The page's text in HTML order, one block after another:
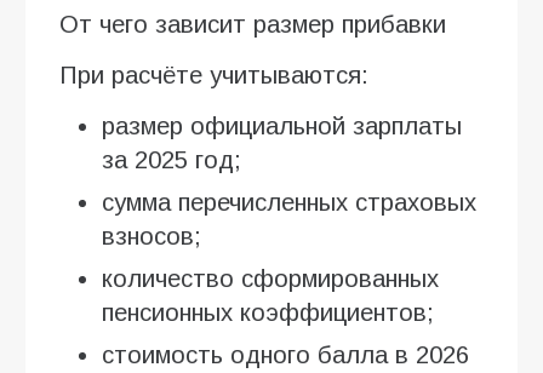
От чего зависит размер прибавки
При расчёте учитываются:
размер официальной зарплаты
за 2025 год;
сумма перечисленных страховых
взносов;
количество сформированных
пенсионных коэффициентов;
стоимость одного балла в 2026